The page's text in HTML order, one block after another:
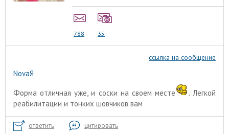
788 35
ссылка на сообщение
NovaЯ
Форма отличная уже, и соски на своем месте
. Легкой
реабилитации и тонких шовчиков вам
ответить цитировать